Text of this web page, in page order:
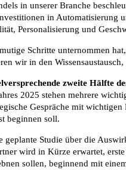
in unserer Branche
in Automatisierung
Personalisierung und
Schritte unternommen
wir in den
zweite Hälfte
2025 stehen mehrere
Gespräche mit
beginnen soll.
Studie über die
wird in Kürze erwartet,
sollen, beginnend mit